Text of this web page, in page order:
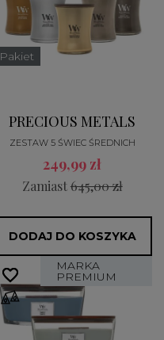
Pakiet
PRECIOUS METALS
ZESTAW 5 ŚWIEC ŚREDNICH
249,99 zł
Zamiast645,00 zł
DODAJ DO KOSZYKA
MARKA
PREMIUM
favorite_border
favorite_border